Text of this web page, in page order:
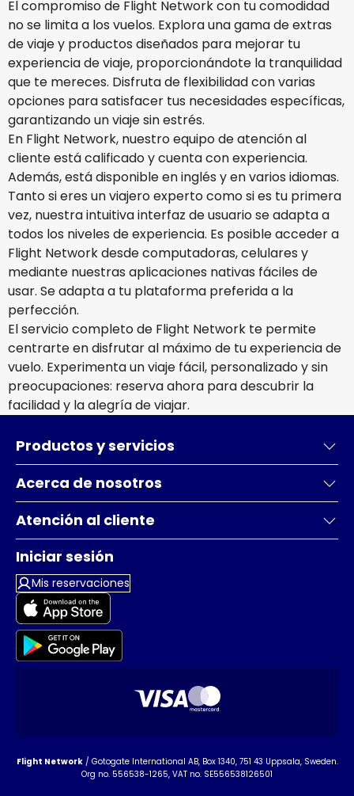
El compromiso de Flight Network con tu comodidad
no se limita a los vuelos. Explora una gama de extras
de viaje y productos diseñados para mejorar tu
experiencia de viaje, proporcionándote la tranquilidad
que te mereces. Disfruta de flexibilidad con varias
opciones para satisfacer tus necesidades específicas,
garantizando un viaje sin estrés.
En Flight Network, nuestro equipo de atención al
cliente está calificado y cuenta con experiencia.
Además, está disponible en inglés y en varios idiomas.
Tanto si eres un viajero experto como si es tu primera
vez, nuestra intuitiva interfaz de usuario se adapta a
todos los niveles de experiencia. Es posible acceder a
Flight Network desde computadoras, celulares y
mediante nuestras aplicaciones nativas fáciles de
usar. Se adapta a tu plataforma preferida a la
perfección.
El servicio completo de Flight Network te permite
centrarte en disfrutar al máximo de tu experiencia de
vuelo. Experimenta un viaje fácil, personalizado y sin
preocupaciones: reserva ahora para descubrir la
facilidad y la alegría de viajar.
Productos y servicios
Acerca de nosotros
Atención al cliente
Iniciar sesión
Mis reservaciones
Flight Network/ Gotogate International AB, Box 1340, 751 43 Uppsala, Sweden.
Org no. 556538-1265, VAT no. SE556538126501